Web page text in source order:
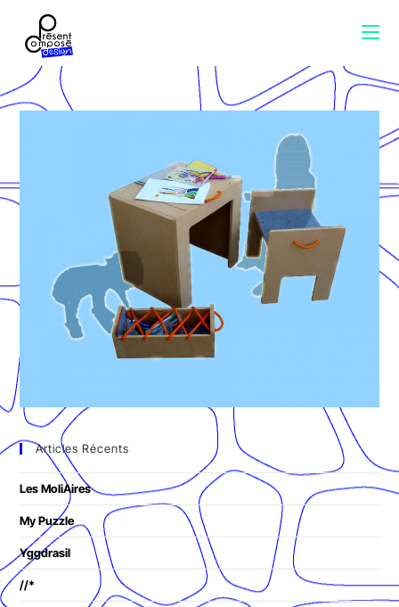
Articles Récents
Les MoliAires
My Puzzle
Yggdrasil
//*